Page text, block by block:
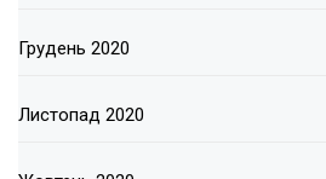
Грудень 2020
Листопад 2020